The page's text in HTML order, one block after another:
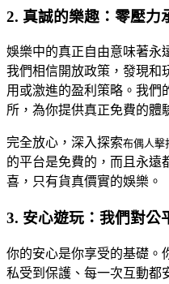
2. 真誠的樂趣：零壓力
娛樂中的真正自由意味著永
我們相信開放政策，發現和
用或激進的盈利策略。我們
所，為你提供真正免費的體
完全放心，深入探索布偶人擊
的平台是免費的，而且永遠
喜，只有貨真價實的娛樂。
3. 安心遊玩：我們對公
你的安心是你享受的基礎。
私受到保護、每一次互動都